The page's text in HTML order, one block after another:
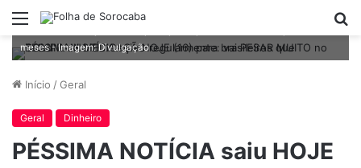
Menu
meses - Imagem: Divulgação
Início /Geral
Geral Dinheiro
PÉSSIMA NOTÍCIA saiu HOJE